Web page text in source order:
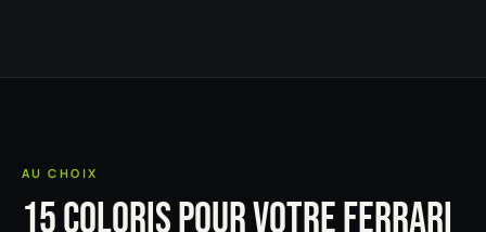
AU CHOIX
15 COLORIS POUR VOTRE FERRARI